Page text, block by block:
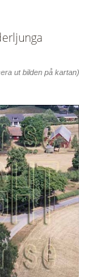
ut bilden på kartan)